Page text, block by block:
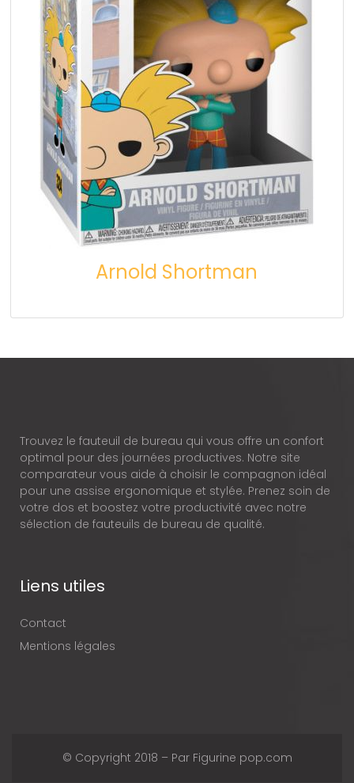
Arnold Shortman
Trouvez le fauteuil de bureau qui vous offre un confort
optimal pour des journées productives. Notre site
comparateur vous aide à choisir le compagnon idéal
pour une assise ergonomique et stylée. Prenez soin de
votre dos et boostez votre productivité avec notre
sélection de fauteuils de bureau de qualité.
Liens utiles
Contact
Mentions légales
© Copyright 2018 – Par Figurine pop.com